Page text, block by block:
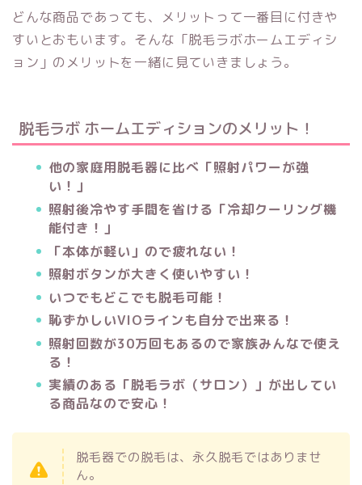
どんな商品であっても、メリットって一番目に付きや
すいとおもいます。そんな「脱毛ラボホームエディシ
ョン」のメリットを一緒に見ていきましょう。
脱毛ラボ ホームエディションのメリット！
他の家庭用脱毛器に比べ「照射パワーが強
い！」
照射後冷やす手間を省ける「冷却クーリング機
能付き！」
「本体が軽い」ので疲れない！
照射ボタンが大きく使いやすい！
いつでもどこでも脱毛可能！
恥ずかしいVIOラインも自分で出来る！
照射回数が30万回もあるので家族みんなで使え
る！
実績のある「脱毛ラボ（サロン）」が出してい
る商品なので安心！
脱毛器での脱毛は、永久脱毛ではありませ
ん。